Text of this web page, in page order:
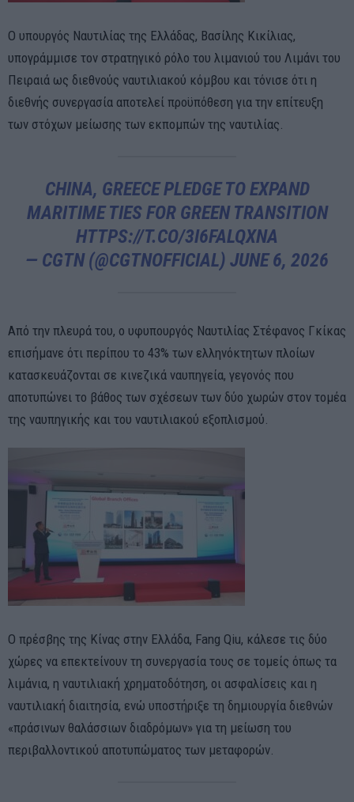
Ο υπουργός Ναυτιλίας της Ελλάδας, Βασίλης Κικίλιας,
υπογράμμισε τον στρατηγικό ρόλο του λιμανιού του Λιμάνι του
Πειραιά ως διεθνούς ναυτιλιακού κόμβου και τόνισε ότι η
διεθνής συνεργασία αποτελεί προϋπόθεση για την επίτευξη
των στόχων μείωσης των εκπομπών της ναυτιλίας.
CHINA, GREECE PLEDGE TO EXPAND
MARITIME TIES FOR GREEN TRANSITION
HTTPS://T.CO/3I6FALQXNA
— CGTN (@CGTNOFFICIAL) JUNE 6, 2026
Από την πλευρά του, ο υφυπουργός Ναυτιλίας Στέφανος Γκίκας
επισήμανε ότι περίπου το 43% των ελληνόκτητων πλοίων
κατασκευάζονται σε κινεζικά ναυπηγεία, γεγονός που
αποτυπώνει το βάθος των σχέσεων των δύο χωρών στον τομέα
της ναυπηγικής και του ναυτιλιακού εξοπλισμού.
Ο πρέσβης της Κίνας στην Ελλάδα, Fang Qiu, κάλεσε τις δύο
χώρες να επεκτείνουν τη συνεργασία τους σε τομείς όπως τα
λιμάνια, η ναυτιλιακή χρηματοδότηση, οι ασφαλίσεις και η
ναυτιλιακή διαιτησία, ενώ υποστήριξε τη δημιουργία διεθνών
«πράσινων θαλάσσιων διαδρόμων» για τη μείωση του
περιβαλλοντικού αποτυπώματος των μεταφορών.